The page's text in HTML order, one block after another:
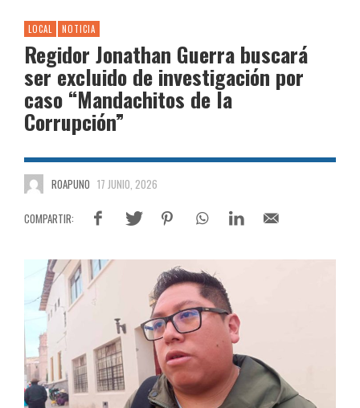
LOCAL NOTICIA
Regidor Jonathan Guerra buscará
ser excluido de investigación por
caso “Mandachitos de la
Corrupción”
ROAPUNO 17 JUNIO, 2026